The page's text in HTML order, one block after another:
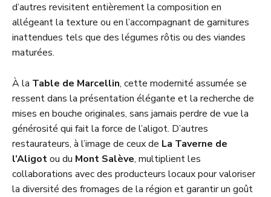
d’autres revisitent entièrement la composition en
allégeant la texture ou en l’accompagnant de garnitures
inattendues tels que des légumes rôtis ou des viandes
maturées.
À la Table de Marcellin, cette modernité assumée se
ressent dans la présentation élégante et la recherche de
mises en bouche originales, sans jamais perdre de vue la
générosité qui fait la force de l’aligot. D’autres
restaurateurs, à l’image de ceux de La Taverne de
l’Aligotou du Mont Salève, multiplient les
collaborations avec des producteurs locaux pour valoriser
la diversité des fromages de la région et garantir un goût